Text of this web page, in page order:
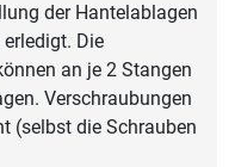
der Hantelablagen
Die
an je 2 Stangen
Verschraubungen
(selbst die Schrauben